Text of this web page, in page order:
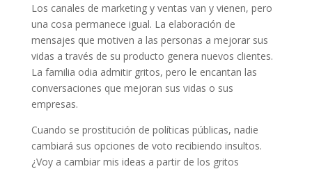
Los canales de marketing y ventas van y vienen, pero
una cosa permanece igual. La elaboración de
mensajes que motiven a las personas a mejorar sus
vidas a través de su producto genera nuevos clientes.
La familia odia admitir gritos, pero le encantan las
conversaciones que mejoran sus vidas o sus
empresas.
Cuando se prostitución de políticas públicas, nadie
cambiará sus opciones de voto recibiendo insultos.
¿Voy a cambiar mis ideas a partir de los gritos